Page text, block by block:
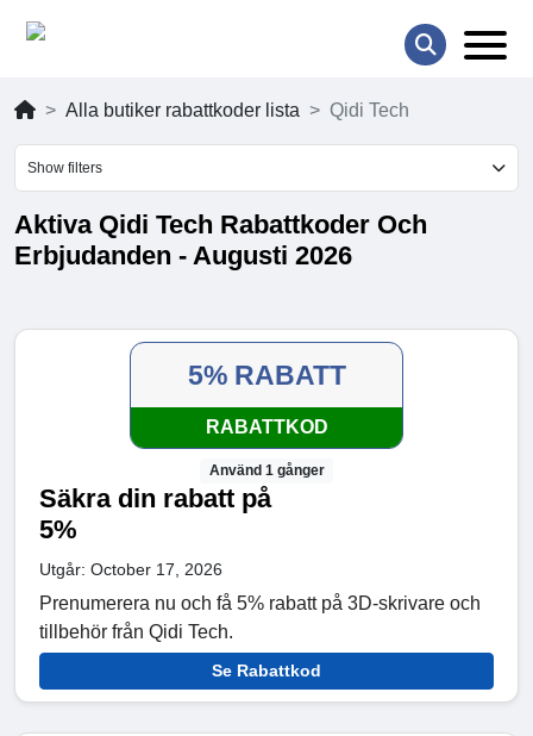
Alla butiker rabattkoder lista Qidi Tech
Show filters
Aktiva Qidi Tech Rabattkoder Och
Erbjudanden - Augusti 2026
5% RABATT
RABATTKOD
Använd 1 gånger
Säkra din rabatt på
5%
Utgår: October 17, 2026
Prenumerera nu och få 5% rabatt på 3D-skrivare och
tillbehör från Qidi Tech.
Se Rabattkod